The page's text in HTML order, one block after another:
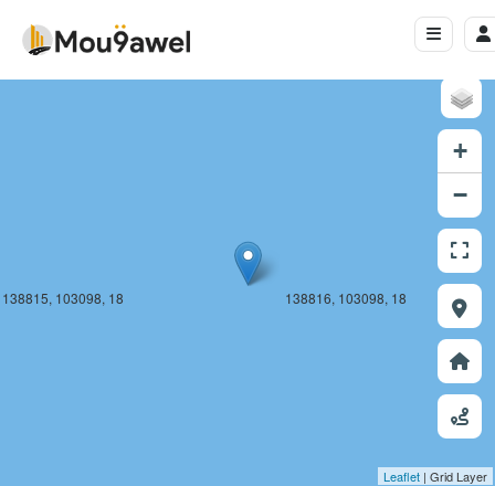
138815, 103098, 18 138816, 103098, 18
+
−
Leaflet | Grid Layer